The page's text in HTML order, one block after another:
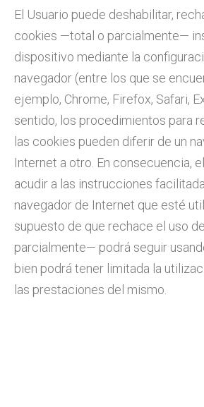
El Usuario puede deshabilitar,
cookies —total o parcialmente—
dispositivo mediante la
navegador (entre los que se
ejemplo, Chrome, Firefox, Safari,
sentido, los procedimientos para
las cookies pueden diferir de un
Internet a otro. En consecuencia,
acudir a las instrucciones
navegador de Internet que esté
supuesto de que rechace el uso
parcialmente— podrá seguir
bien podrá tener limitada la
las prestaciones del mismo.